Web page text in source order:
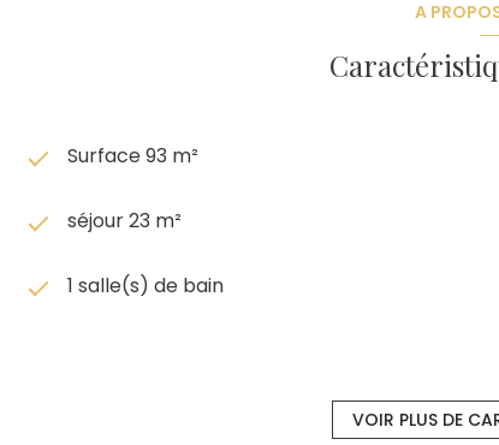
A
Surface 93 m²
séjour 23 m²
1 salle(s) de bain
VOIR PLUS DE